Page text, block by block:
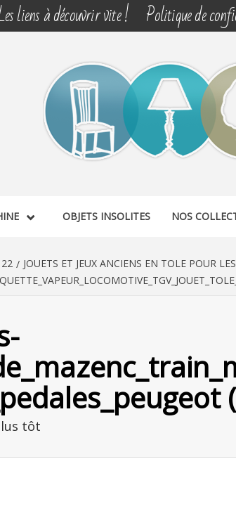
liens à découvrir vite ! Politique de
&
OBJETS INSOLITES NOS
22 JOUETS ET JEUX ANCIENS EN TOLE POUR
tôt